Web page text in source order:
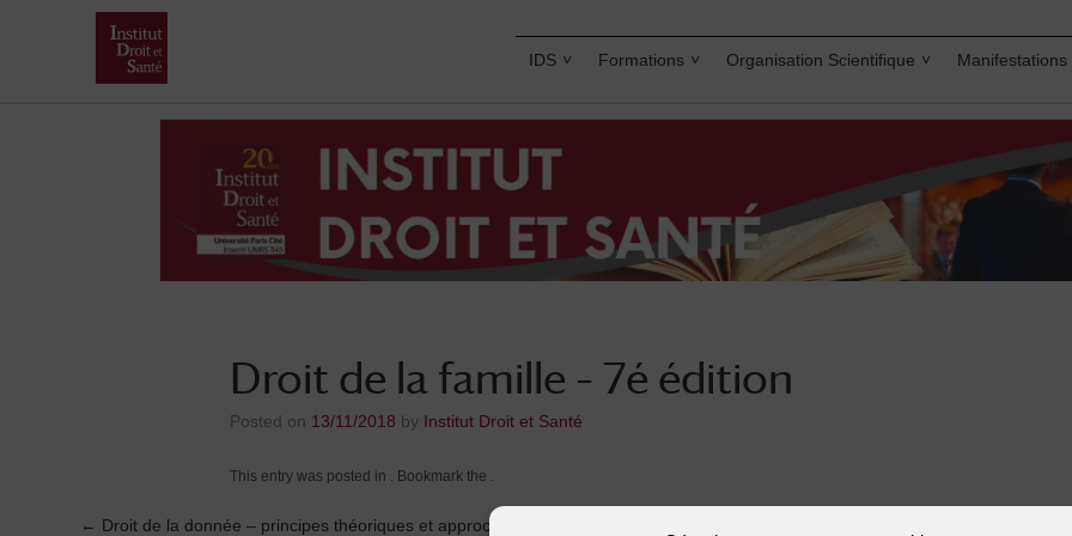
IDS Formations Organisation Scientifique Manifestations
Droit de la famille – 7é édition
Posted on 13/11/2018 by Institut Droit et Santé
This entry was posted in . Bookmark the .
← Droit de la donnée – principes théoriques et approche pratique